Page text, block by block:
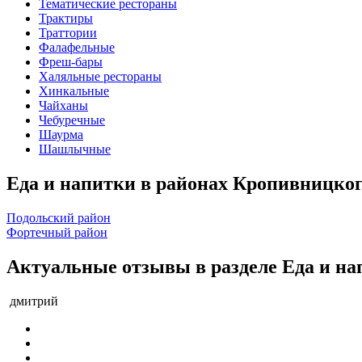
Тематические рестораны
Трактиры
Траттории
Фалафельные
Фреш-бары
Халяльные рестораны
Хинкальные
Чайханы
Чебуречные
Шаурма
Шашлычные
Еда и напитки в районах
Подольский район
Фортечный район
Актуальные отзывы в разделе Еда и
дмитрий